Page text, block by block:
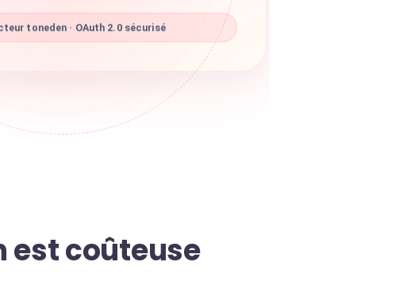
toneden · OAuth 2.0 sécurisé
est coûteuse